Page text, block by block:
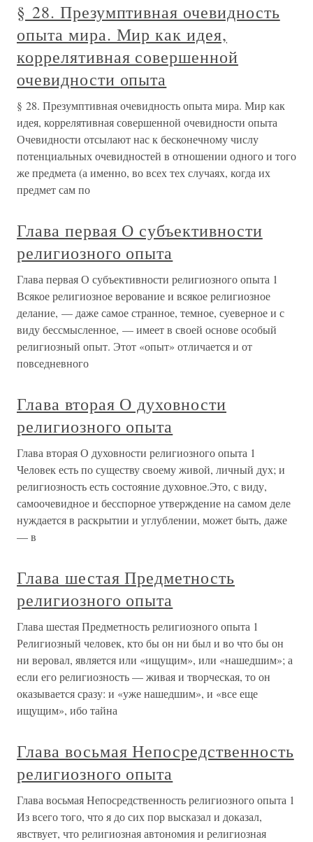
§ 28. Презумптивная очевидность
опыта мира. Мир как идея,
коррелятивная совершенной
очевидности опыта
§ 28. Презумптивная очевидность опыта мира. Мир как
идея, коррелятивная совершенной очевидности опыта
Очевидности отсылают нас к бесконечному числу
потенциальных очевидностей в отношении одного и того
же предмета (а именно, во всех тех случаях, когда их
предмет сам по
Глава первая О субъективности
религиозного опыта
Глава первая О субъективности религиозного опыта 1
Всякое религиозное верование и всякое религиозное
делание, — даже самое странное, темное, суеверное и с
виду бессмысленное, — имеет в своей основе особый
религиозный опыт. Этот «опыт» отличается и от
повседневного
Глава вторая О духовности
религиозного опыта
Глава вторая О духовности религиозного опыта 1
Человек есть по существу своему живой, личный дух; и
религиозность есть состояние духовное.Это, с виду,
самоочевидное и бесспорное утверждение на самом деле
нуждается в раскрытии и углублении, может быть, даже
— в
Глава шестая Предметность
религиозного опыта
Глава шестая Предметность религиозного опыта 1
Религиозный человек, кто бы он ни был и во что бы он
ни веровал, является или «ищущим», или «нашедшим»; а
если его религиозность — живая и творческая, то он
оказывается сразу: и «уже нашедшим», и «все еще
ищущим», ибо тайна
Глава восьмая Непосредственность
религиозного опыта
Глава восьмая Непосредственность религиозного опыта 1
Из всего того, что я до сих пор высказал и доказал,
явствует, что религиозная автономия и религиозная